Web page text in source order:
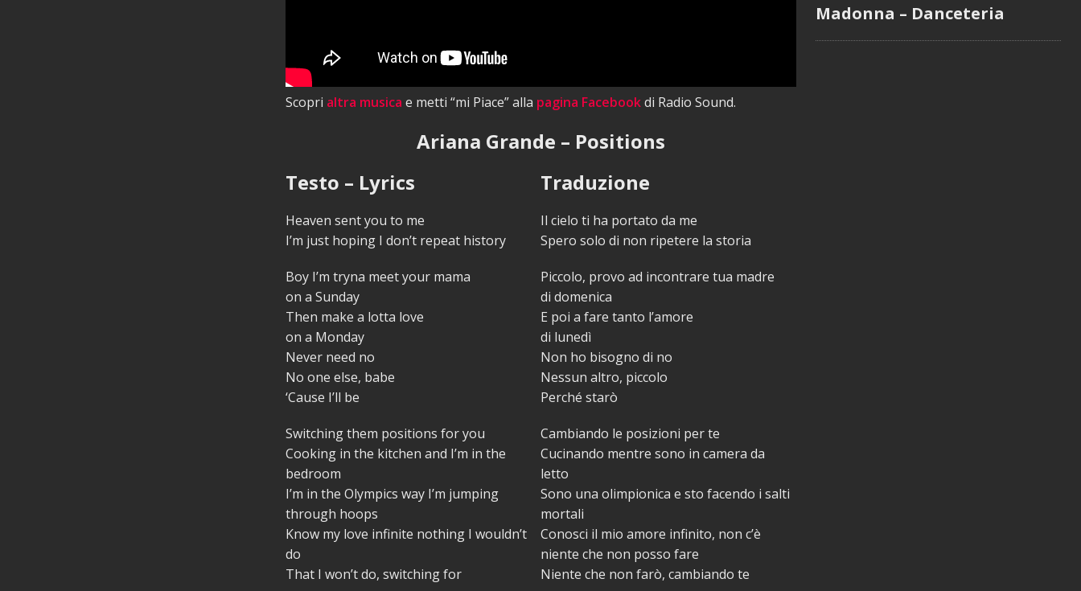
Scopri altra musica e metti “mi Piace” alla pagina Facebookdi Radio Sound.
Ariana Grande – Positions
Testo – Lyrics
Heaven sent you to me
I’m just hoping I don’t repeat history
Boy I’m tryna meet your mama
on a Sunday
Then make a lotta love
on a Monday
Never need no
No one else, babe
‘Cause I’ll be
Switching them positions for you
Cooking in the kitchen and I’m in the
bedroom
I’m in the Olympics way I’m jumping
through hoops
Know my love infinite nothing I wouldn’t
do
That I won’t do, switching for
Traduzione
Il cielo ti ha portato da me
Spero solo di non ripetere la storia
Piccolo, provo ad incontrare tua madre
di domenica
E poi a fare tanto l’amore
di lunedì
Non ho bisogno di no
Nessun altro, piccolo
Perché starò
Cambiando le posizioni per te
Cucinando mentre sono in camera da
letto
Sono una olimpionica e sto facendo i salti
mortali
Conosci il mio amore infinito, non c’è
niente che non posso fare
Niente che non farò, cambiando te
Madonna – Danceteria